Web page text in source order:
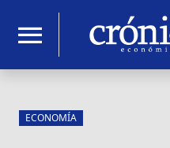
menu
ECONOMÍA